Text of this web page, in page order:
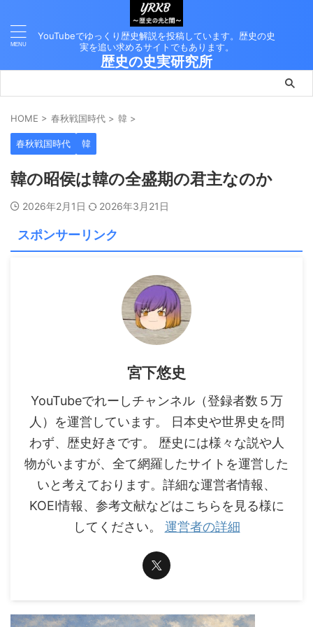
YouTubeでゆっくり歴史解説を投稿しています。歴史の史
実を追い求めるサイトでもあります。
歴史の史実研究所
HOME > 春秋戦国時代 > 韓 >
春秋戦国時代 韓
韓の昭侯は韓の全盛期の君主なのか
2026年2月1日 2026年3月21日
スポンサーリンク
宮下悠史
YouTubeでれーしチャンネル（登録者数５万
人）を運営しています。 日本史や世界史を問
わず、歴史好きです。 歴史には様々な説や人
物がいますが、全て網羅したサイトを運営した
いと考えております。詳細な運営者情報、
KOEI情報、参考文献などはこちらを見る様に
してください。 運営者の詳細